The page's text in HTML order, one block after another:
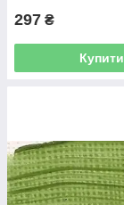
297 ₴
Купити